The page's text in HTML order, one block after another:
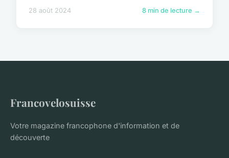
28 août 2024 8 min de lecture →
Francovelosuisse
Votre magazine francophone d'information et de
découverte